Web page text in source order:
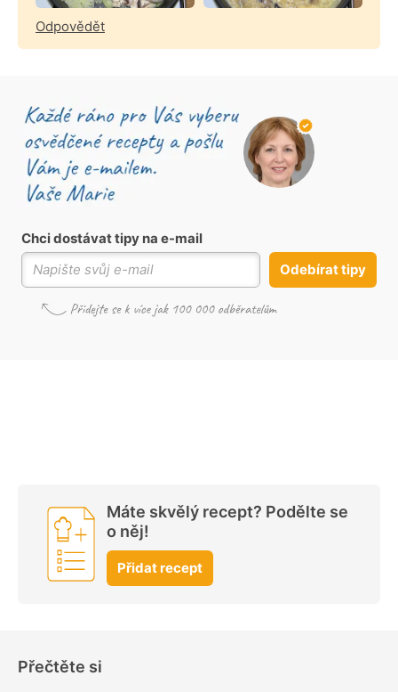
Odpovědět
Chci dostávat tipy na e-mail
Odebírat tipy
Máte skvělý recept? Podělte se
o něj!
Přidat recept
Přečtěte si